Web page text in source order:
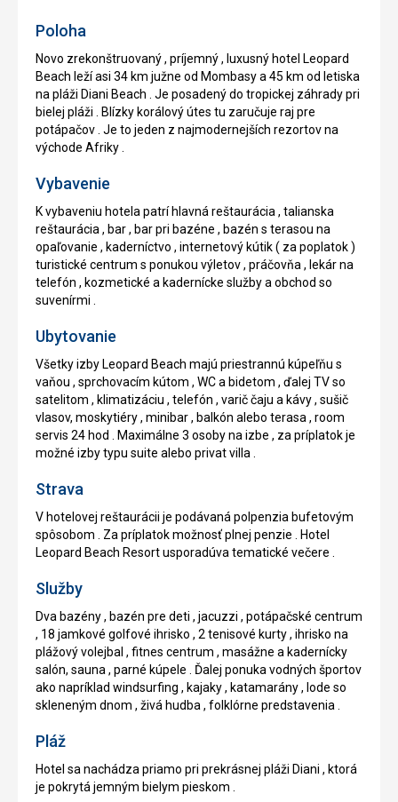
Poloha
Novo zrekonštruovaný , príjemný , luxusný hotel Leopard
Beach leží asi 34 km južne od Mombasy a 45 km od letiska
na pláži Diani Beach . Je posadený do tropickej záhrady pri
bielej pláži . Blízky korálový útes tu zaručuje raj pre
potápačov . Je to jeden z najmodernejších rezortov na
východe Afriky .
Vybavenie
K vybaveniu hotela patrí hlavná reštaurácia , talianska
reštaurácia , bar , bar pri bazéne , bazén s terasou na
opaľovanie , kaderníctvo , internetový kútik ( za poplatok )
turistické centrum s ponukou výletov , práčovňa , lekár na
telefón , kozmetické a kadernícke služby a obchod so
suvenírmi .
Ubytovanie
Všetky izby Leopard Beach majú priestrannú kúpeľňu s
vaňou , sprchovacím kútom , WC a bidetom , ďalej TV so
satelitom , klimatizáciu , telefón , varič čaju a kávy , sušič
vlasov, moskytiéry , minibar , balkón alebo terasa , room
servis 24 hod . Maximálne 3 osoby na izbe , za príplatok je
možné izby typu suite alebo privat villa .
Strava
V hotelovej reštaurácii je podávaná polpenzia bufetovým
spôsobom . Za príplatok možnosť plnej penzie . Hotel
Leopard Beach Resort usporadúva tematické večere .
Služby
Dva bazény , bazén pre deti , jacuzzi , potápačské centrum
, 18 jamkové golfové ihrisko , 2 tenisové kurty , ihrisko na
plážový volejbal , fitnes centrum , masážne a kadernícky
salón, sauna , parné kúpele . Ďalej ponuka vodných športov
ako napríklad windsurfing , kajaky , katamarány , lode so
skleneným dnom , živá hudba , folklórne predstavenia .
Pláž
Hotel sa nachádza priamo pri prekrásnej pláži Diani , ktorá
je pokrytá jemným bielym pieskom .